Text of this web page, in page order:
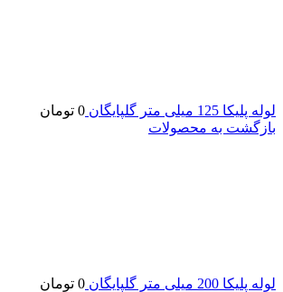
لوله پلیکا 125 میلی متر گلپایگان 0 تومان
بازگشت به محصولات
لوله پلیکا 200 میلی متر گلپایگان 0 تومان